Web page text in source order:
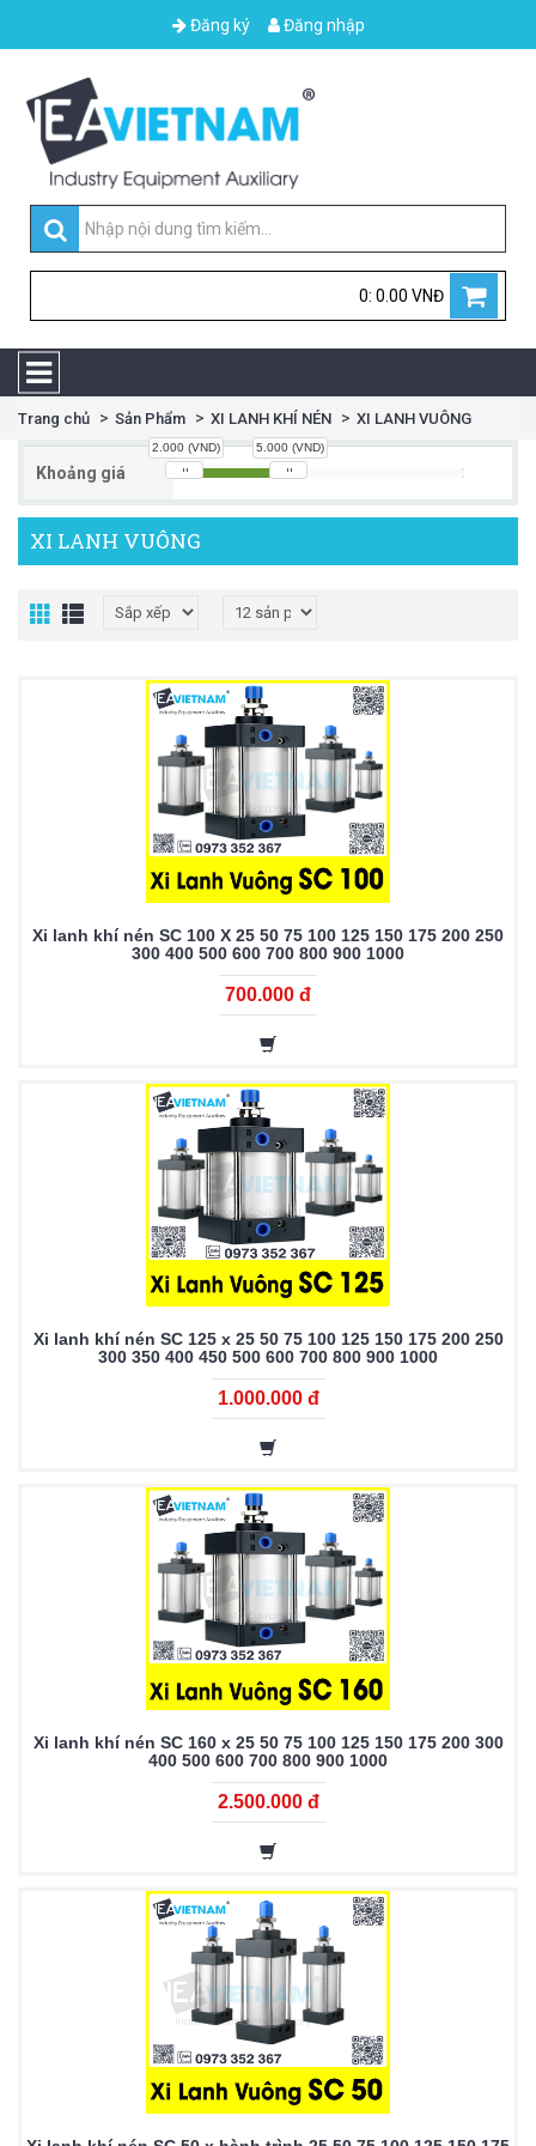
Đăng ký Đăng nhập
0: 0.00 VNĐ
Trang chủ Sản Phẩm XI LANH KHÍ NÉN XI LANH VUÔNG
Khoảng giá
2.000 (VND) 5.000 (VND)
XI LANH VUÔNG
Xi lanh khí nén SC 100 X 25 50 75 100 125 150 175 200 250
300 400 500 600 700 800 900 1000
700.000 đ
Xi lanh khí nén SC 125 x 25 50 75 100 125 150 175 200 250
300 350 400 450 500 600 700 800 900 1000
1.000.000 đ
Xi lanh khí nén SC 160 x 25 50 75 100 125 150 175 200 300
400 500 600 700 800 900 1000
2.500.000 đ